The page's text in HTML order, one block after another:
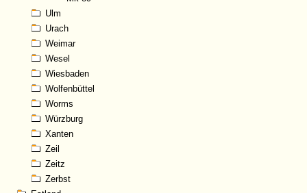
Ulm
Urach
Weimar
Wesel
Wiesbaden
Wolfenbüttel
Worms
Würzburg
Xanten
Zeil
Zeitz
Zerbst